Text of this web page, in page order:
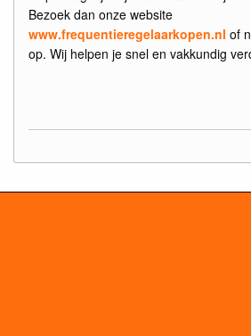
Bezoek dan onze website
www.frequentieregelaarkopen.nl of
op. Wij helpen je snel en vakkundig